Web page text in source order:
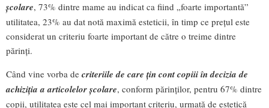
școlare, 73% dintre mame au indicat ca fiind „foarte importantă”
utilitatea, 23% au dat notă maximă esteticii, în timp ce prețul este
considerat un criteriu foarte important de către o treime dintre
părinți.
Când vine vorba de criteriile de care țin cont copiii în decizia de
achiziția a articolelor școlare, conform părinților, pentru 67% dintre
copii, utilitatea este cel mai important criteriu, urmată de estetică